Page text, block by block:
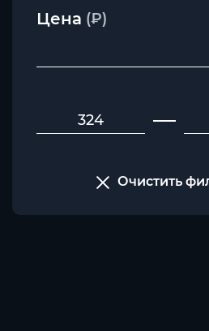
Цена (₽)
Очистить